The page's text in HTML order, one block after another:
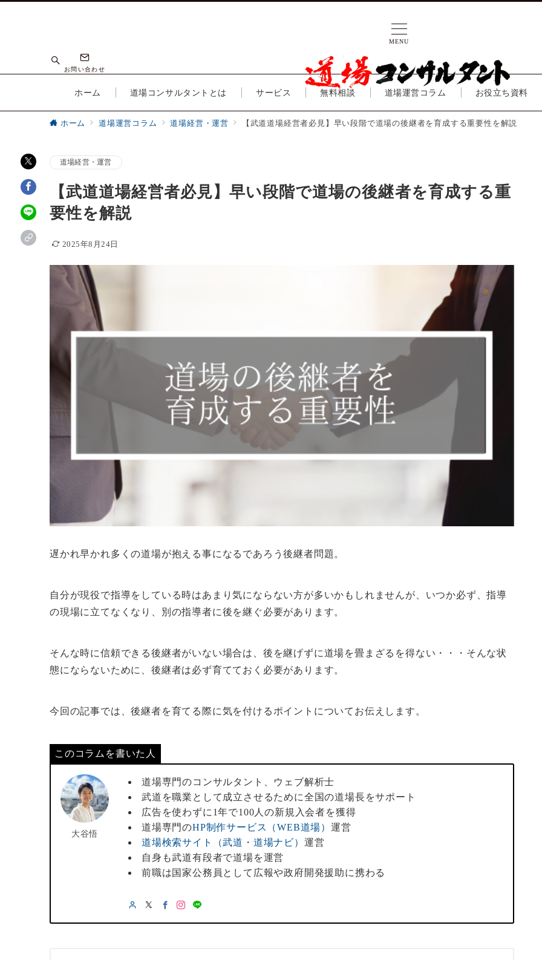
MENU
お問い合わせ
ホーム 道場コンサルタントとは サービス 無料相談 道場運営コラム お役立ち資料
ホーム 道場運営コラム 道場経営・運営 【武道道場経営者必見】早い段階で道場の後継者を育成する重要性を解説
道場経営・運営
【武道道場経営者必見】早い段階で道場の後継者を育成する重
要性を解説
2025年8月24日
遅かれ早かれ多くの道場が抱える事になるであろう後継者問題。
自分が現役で指導をしている時はあまり気にならない方が多いかもしれませんが、いつか必ず、指導
の現場に立てなくなり、別の指導者に後を継ぐ必要があります。
そんな時に信頼できる後継者がいない場合は、後を継げずに道場を畳まざるを得ない・・・そんな状
態にならないために、後継者は必ず育てておく必要があります。
今回の記事では、後継者を育てる際に気を付けるポイントについてお伝えします。
このコラムを書いた人
大谷悟
道場専門のコンサルタント、ウェブ解析士
武道を職業として成立させるために全国の道場長をサポート
広告を使わずに1年で100人の新規入会者を獲得
道場専門のHP制作サービス（WEB道場）運営
道場検索サイト（武道・道場ナビ） 運営
自身も武道有段者で道場を運営
前職は国家公務員として広報や政府開発援助に携わる